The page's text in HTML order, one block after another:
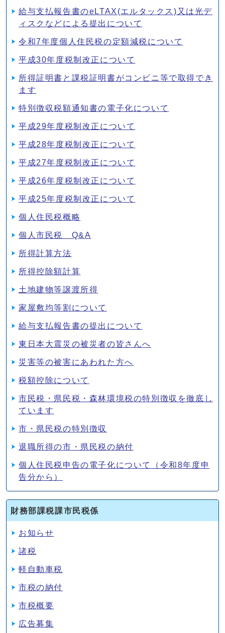
給与支払報告書のeLTAX(エルタックス)又は光デ
ィスクなどによる提出について
令和7年度個人住民税の定額減税について
平成30年度税制改正について
所得証明書と課税証明書がコンビニ等で取得でき
ます
特別徴収税額通知書の電子化について
平成29年度税制改正について
平成28年度税制改正について
平成27年度税制改正について
平成26年度税制改正について
平成25年度税制改正について
個人住民税概略
個人市民税 Q&A
所得計算方法
所得控除額計算
土地建物等譲渡所得
家屋敷均等割について
給与支払報告書の提出について
東日本大震災の被災者の皆さんへ
災害等の被害にあわれた方へ
税額控除について
市民税・県民税・森林環境税の特別徴収を徹底し
ています
市・県民税の特別徴収
退職所得の市・県民税の納付
個人住民税申告の電子化について（令和8年度申
告分から）
財務部課税課市民税係
お知らせ
諸税
軽自動車税
市税の納付
市税概要
広告募集